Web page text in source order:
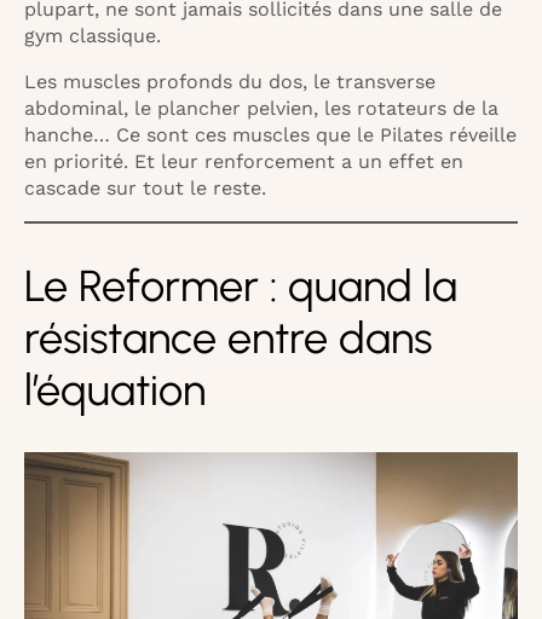
plupart, ne sont jamais sollicités dans une salle de
gym classique.
Les muscles profonds du dos, le transverse
abdominal, le plancher pelvien, les rotateurs de la
hanche… Ce sont ces muscles que le Pilates réveille
en priorité. Et leur renforcement a un effet en
cascade sur tout le reste.
Le Reformer : quand la
résistance entre dans
l’équation